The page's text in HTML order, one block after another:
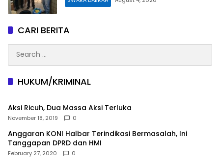
CARI BERITA
for:
HUKUM/KRIMINAL
Aksi Ricuh, Dua Massa Aksi Terluka
November 18, 2019 0
Anggaran KONI Halbar Terindikasi Bermasalah, Ini
Tanggapan DPRD dan HMI
February 27, 2020 0